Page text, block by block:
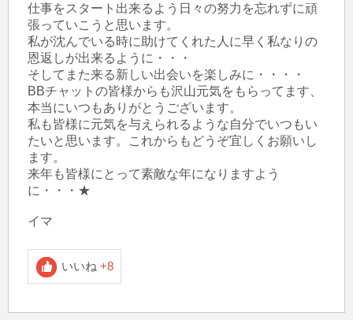
仕事をスタート出来るよう日々の努力を忘れずに頑
張っていこうと思います。
私が沈んでいる時に助けてくれた人に早く私なりの
恩返しが出来るように・・・
そしてまた来る新しい出会いを楽しみに・・・・
BBチャットの皆様からも沢山元気をもらってます、
本当にいつもありがとうございます。
私も皆様に元気を与えられるような自分でいつもい
たいと思います。これからもどうぞ宜しくお願いし
ます。
来年も皆様にとって素敵な年になりますよう
に・・・★
イマ
いいね +8